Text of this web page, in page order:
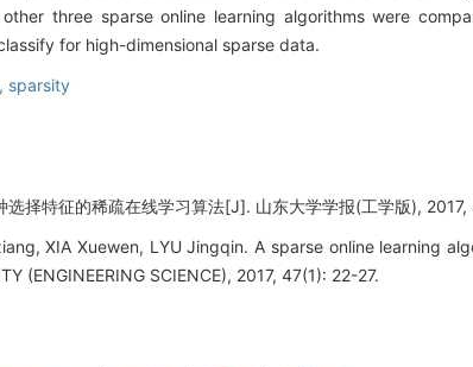
three sparse online learning algorithms were
for high-dimensional sparse data.
sparsity
择特征的稀疏在线学习算法[J]. 山东大学学报(工学版), 2017,
XIA Xuewen, LYU Jingqin. A sparse online learning
(ENGINEERING SCIENCE), 2017, 47(1): 22-27.